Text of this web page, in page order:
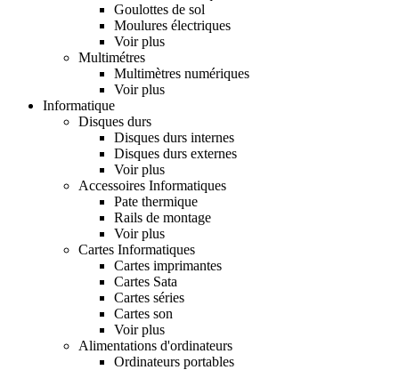
Goulottes de sol
Moulures électriques
Voir plus
Multimétres
Multimètres numériques
Voir plus
Informatique
Disques durs
Disques durs internes
Disques durs externes
Voir plus
Accessoires Informatiques
Pate thermique
Rails de montage
Voir plus
Cartes Informatiques
Cartes imprimantes
Cartes Sata
Cartes séries
Cartes son
Voir plus
Alimentations d'ordinateurs
Ordinateurs portables